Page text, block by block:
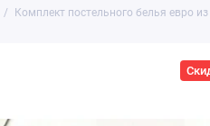
Комплект постельного белья евро